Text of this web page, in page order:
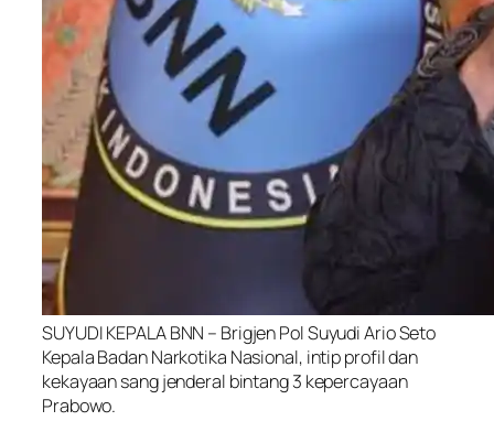
SUYUDI KEPALA BNN – Brigjen Pol Suyudi Ario Seto
Kepala Badan Narkotika Nasional, intip profil dan
kekayaan sang jenderal bintang 3 kepercayaan
Prabowo.